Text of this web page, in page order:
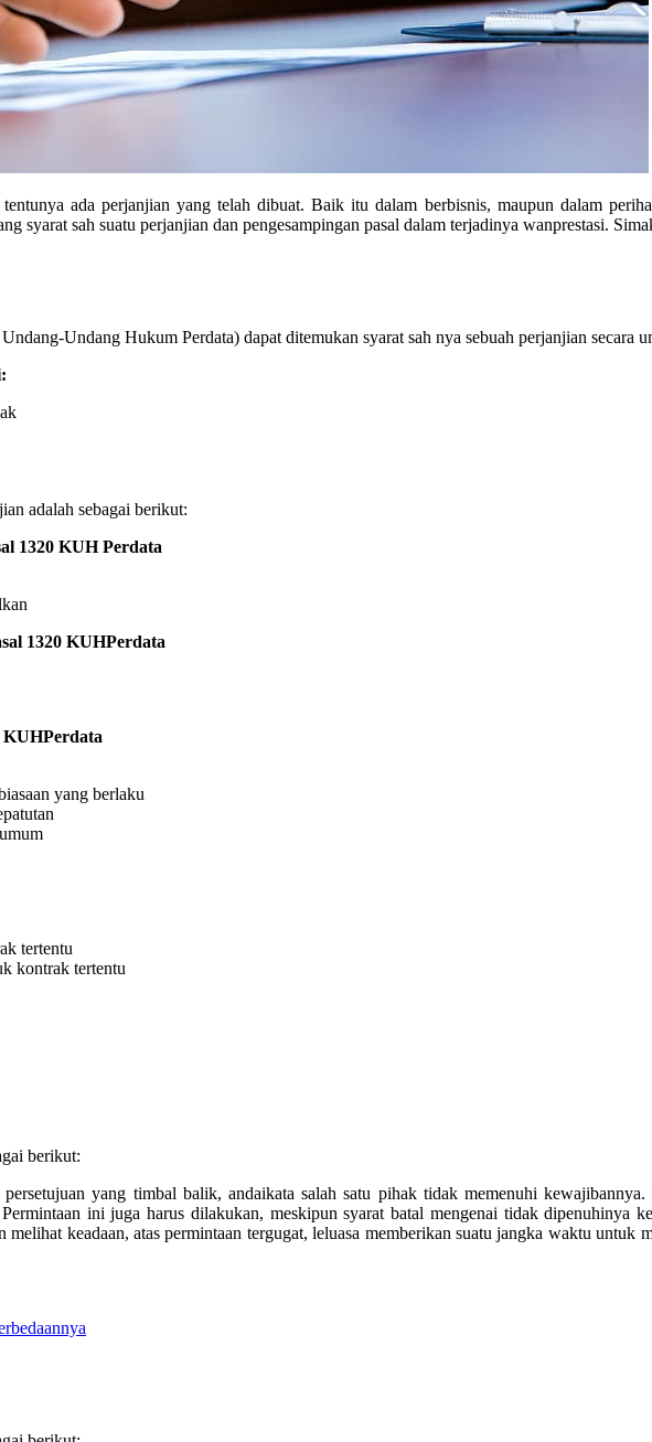
ada perjanjian yang telah dibuat. Baik itu dalam berbisnis, maupun dalam
syarat sah suatu perjanjian dan pengesampingan pasal dalam terjadinya wanprestasi.
Undang Hukum Perdata) dapat ditemukan syarat sah nya sebuah perjanjian secara
adalah sebagai berikut:
1320 KUH Perdata
1320 KUHPerdata
KUHPerdata
yang berlaku
tertentu
kontrak tertentu
berikut:
yang timbal balik, andaikata salah satu pihak tidak memenuhi
ini juga harus dilakukan, meskipun syarat batal mengenai tidak dipenuhinya
melihat keadaan, atas permintaan tergugat, leluasa memberikan suatu jangka waktu